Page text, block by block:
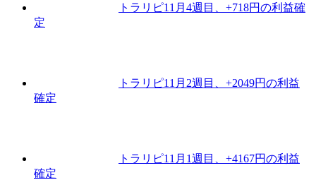
トラリピ11月4週目、+718円の利益確
定
トラリピ11月2週目、+2049円の利益
確定
トラリピ11月1週目、+4167円の利益
確定